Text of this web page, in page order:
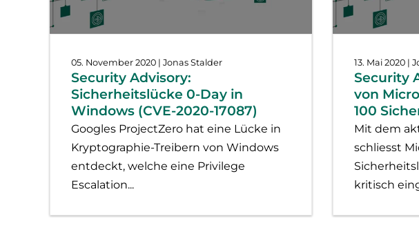
05. November 2020 | Jonas Stalder
Security Advisory:
Sicherheitslücke 0-Day in
Windows (CVE-2020-17087)
Googles ProjectZero hat eine Lücke in
Kryptographie-Treibern von Windows
entdeckt, welche eine Privilege
Escalation...
13. Mai 2020 |
Security
von
100
Mit dem
schliesst
kritisch